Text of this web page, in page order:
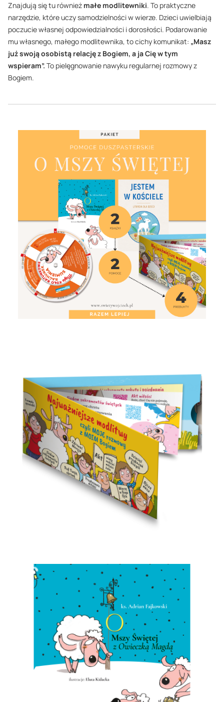
Znajdują się tu również małe modlitewniki. To praktyczne
narzędzie, które uczy samodzielności w wierze. Dzieci uwielbiają
poczucie własnej odpowiedzialności i dorosłości. Podarowanie
mu własnego, małego modlitewnika, to cichy komunikat: „Masz
już swoją osobistą relację z Bogiem, a ja Cię w tym
wspieram”. To pielęgnowanie nawyku regularnej rozmowy z
Bogiem.